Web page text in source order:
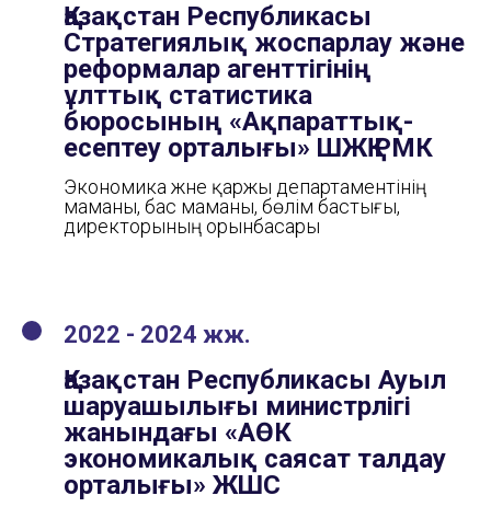
Қазақстан Республикасы
Стратегиялық жоспарлау және
реформалар агенттігінің
ұлттық статистика
бюросының «Ақпараттық-
есептеу орталығы» ШЖҚ РМК
Экономика және қаржы департаментінің
маманы, бас маманы, бөлім бастығы,
директорының орынбасары
2022 - 2024 жж.
Қазақстан Республикасы Ауыл
шаруашылығы министрлігі
жанындағы «АӨК
экономикалық саясат талдау
орталығы» ЖШС